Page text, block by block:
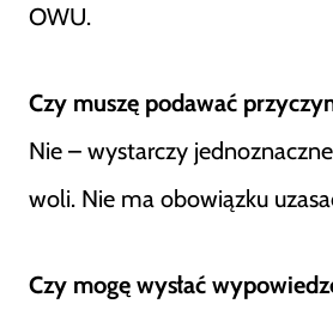
OWU.
Czy muszę podawać
Nie – wystarczy
woli. Nie ma obowiązku
Czy mogę wysłać